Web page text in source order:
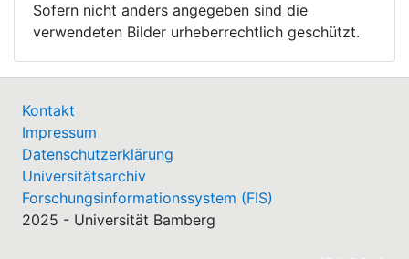
Sofern nicht anders angegeben sind die
verwendeten Bilder urheberrechtlich geschützt.
Kontakt
Impressum
Datenschutzerklärung
Universitätsarchiv
Forschungsinformationssystem (FIS)
2025 - Universität Bamberg